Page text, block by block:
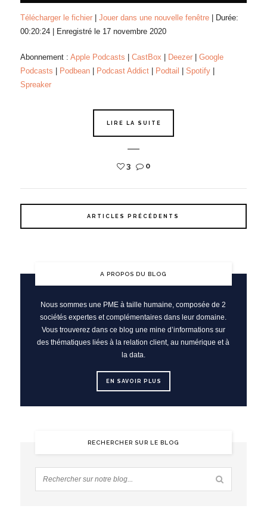
Télécharger le fichier| Jouer dans une nouvelle fenêtre| Durée:
00:20:24| Enregistré le 17 novembre 2020
Abonnement : Apple Podcasts | CastBox | Deezer| Google
Podcasts | Podbean| Podcast Addict| Podtail | Spotify|
Spreaker
LIRE LA SUITE
3 0
ARTICLES PRÉCÉDENTS
A PROPOS DU BLOG
Nous sommes une PME à taille humaine, composée de 2
sociétés expertes et complémentaires dans leur domaine.
Vous trouverez dans ce blog une mine d’informations sur
des thématiques liées à la relation client, au numérique et à
la data.
EN SAVOIR PLUS
RECHERCHER SUR LE BLOG